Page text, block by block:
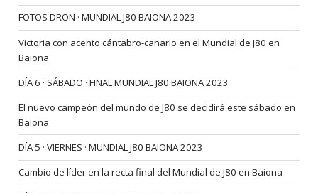
FOTOS DRON · MUNDIAL J80 BAIONA 2023
Victoria con acento cántabro-canario en el Mundial de J80 en
Baiona
DÍA 6 · SÁBADO · FINAL MUNDIAL J80 BAIONA 2023
El nuevo campeón del mundo de J80 se decidirá este sábado en
Baiona
DÍA 5 · VIERNES · MUNDIAL J80 BAIONA 2023
Cambio de líder en la recta final del Mundial de J80 en Baiona